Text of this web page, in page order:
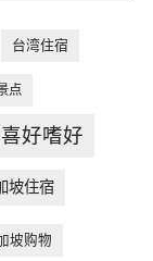
台湾住宿
点
喜好嗜好
坡住宿
坡购物